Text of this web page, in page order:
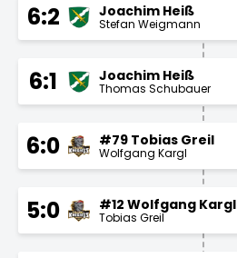
6:2 Joachim Heiß
Stefan Weigmann
6:1 Joachim Heiß
Thomas Schubauer
6:0 #79 Tobias Greil
Wolfgang Kargl
5:0 #12 Wolfgang Kargl
Tobias Greil